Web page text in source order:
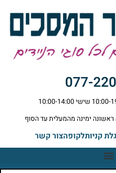
077-
קניותלקופהצור קשר